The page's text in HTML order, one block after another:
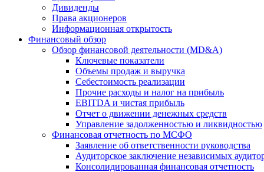
Дивиденды
Права акционеров
Информационная открытость
Финансовый обзор
Обзор финансовой деятельности (MD&A)
Ключевые показатели
Объемы продаж и выручка
Себестоимость реализации
Прочие расходы и налог на прибыль
EBITDA и чистая прибыль
Отчет о движении денежных средств
Управление задолженностью и ликвидностью
Финансовая отчетность по МСФО
Заявление об ответственности руководства
Аудиторское заключение независимых
Консолидированная финансовая отчетность